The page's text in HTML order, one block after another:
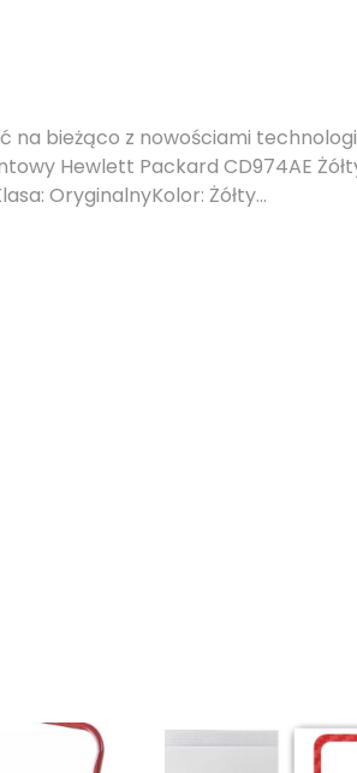
na bieżąco z nowościami
Hewlett Packard CD974AE
OryginalnyKolor: Żółty…